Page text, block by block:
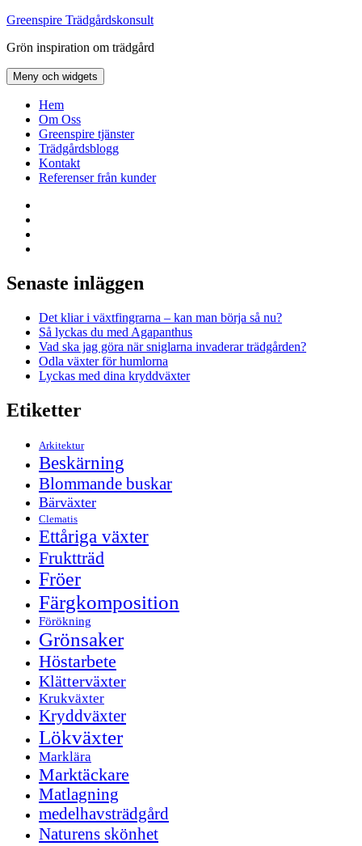
Hoppa
innehåll
Greenspire Trädgårdskonsult
Grön inspiration om trädgård
Meny och widgets
Hem
Om Oss
Greenspire tjänster
Trädgårdsblogg
Kontakt
Referenser från kunder
Senaste inläggen
Det kliar i växtfingrarna – kan man börja så nu?
Så lyckas du med Agapanthus
Vad ska jag göra när sniglarna invaderar trädgården?
Odla växter för humlorna
Lyckas med dina kryddväxter
Etiketter
Arkitektur
Beskärning
Blommande buskar
Bärväxter
Clematis
Ettåriga växter
Fruktträd
Fröer
Färgkomposition
Förökning
Grönsaker
Höstarbete
Klätterväxter
Krukväxter
Kryddväxter
Lökväxter
Marklära
Marktäckare
Matlagning
medelhavsträdgård
Naturens skönhet